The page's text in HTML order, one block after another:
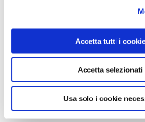
Accetta tutti i cookie
Accetta selezionati
Usa solo i cookie